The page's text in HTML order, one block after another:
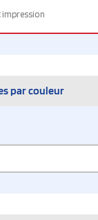
impression
par couleur